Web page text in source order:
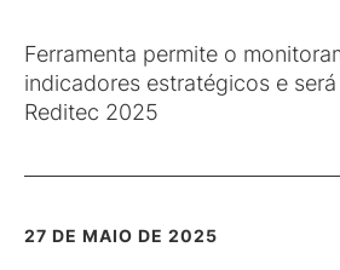
Ferramenta permite o
indicadores estratégicos e
Reditec 2025
27 DE MAIO DE 2025